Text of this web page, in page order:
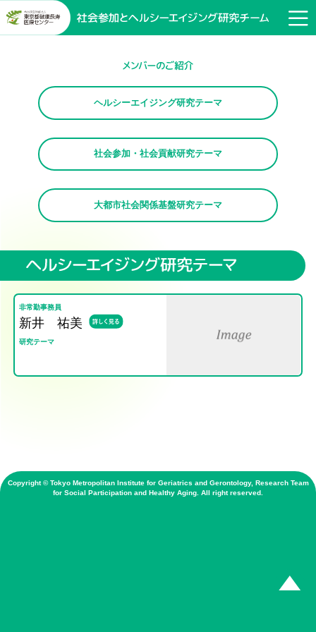
ヘルシーエイジング研究テーマ
社会参加・社会貢献研究テーマ
大都市社会関係基盤研究テーマ
非常勤事務員
新井 祐美
研究テーマ
Copyright © Tokyo Metropolitan Institute for Geriatrics and Gerontology, Research Team
for Social Participation and Healthy Aging. All right reserved.